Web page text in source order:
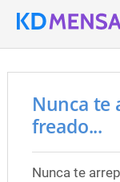
Nunca te
freado...
Nunca te